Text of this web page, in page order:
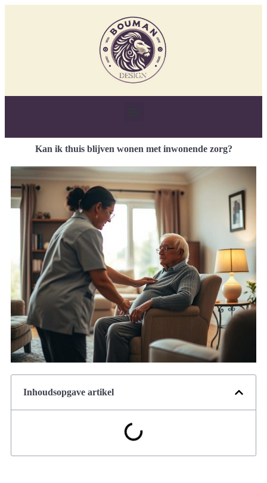
Kan ik thuis blijven wonen met inwonende zorg?
Inhoudsopgave artikel